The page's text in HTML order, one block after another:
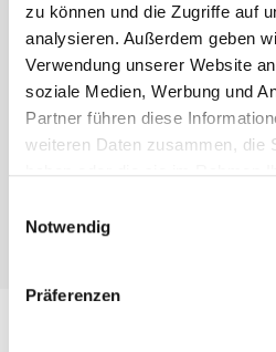
zu können und die Zugriffe auf
analysieren. Außerdem geben
Verwendung unserer Website
soziale Medien, Werbung und
Partner führen diese
weiteren Daten zusammen, die
Notwendig
Präferenzen